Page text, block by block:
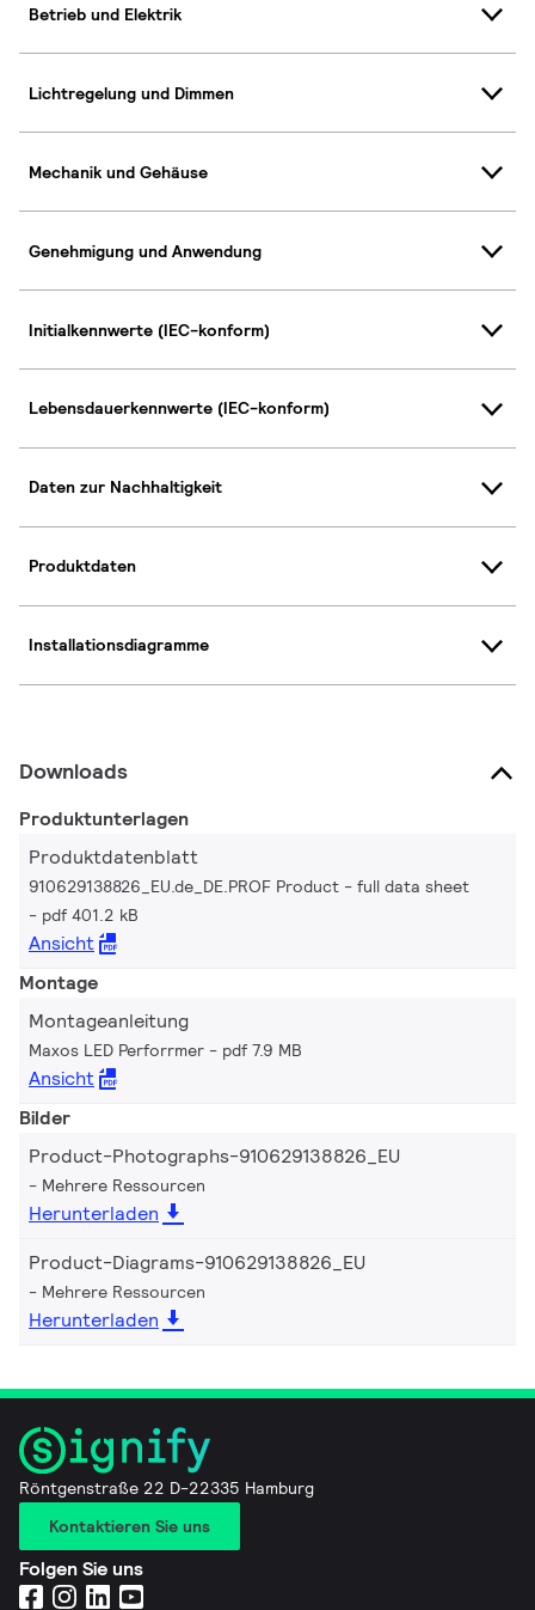
Betrieb und Elektrik
Lichtregelung und Dimmen
Mechanik und Gehäuse
Genehmigung und Anwendung
Initialkennwerte (IEC-konform)
Lebensdauerkennwerte (IEC-konform)
Daten zur Nachhaltigkeit
Produktdaten
Installationsdiagramme
Downloads
Produktunterlagen
Produktdatenblatt
910629138826_EU.de_DE.PROF Product - full data sheet
pdf 401.2 kB
Ansicht
Montage
Montageanleitung
Maxos LED Perforrmer pdf 7.9 MB
Ansicht
Bilder
Product-Photographs-910629138826_EU
Mehrere Ressourcen
Herunterladen
Product-Diagrams-910629138826_EU
Mehrere Ressourcen
Herunterladen
Röntgenstraße 22 D-22335 Hamburg
Kontaktieren Sie uns
Folgen Sie uns